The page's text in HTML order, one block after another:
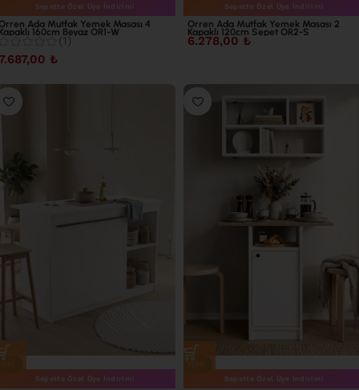
Sepette Özel Üye İndirimi
Ada Mutfak Yemek Masası 4
160cm Beyaz OR1-W
(1)
₺
Sepette Özel Üye İndirimi
Orren Ada Mutfak Yemek Masası 2
Kapaklı 120cm Sepet OR2-S
6.278,00 ₺
Sepette Özel Üye İndirimi Sepette Özel Üye İndirimi